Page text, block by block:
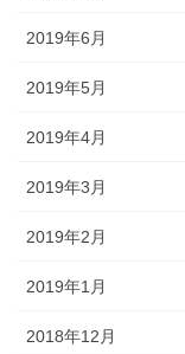
2019年6月
2019年5月
2019年4月
2019年3月
2019年2月
2019年1月
2018年12月